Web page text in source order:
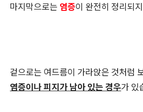
마지막으로는 염증이 완전히 정리되
겉으로는 여드름이 가라앉은 것처럼
염증이나 피지가 남아 있는 경우가 있